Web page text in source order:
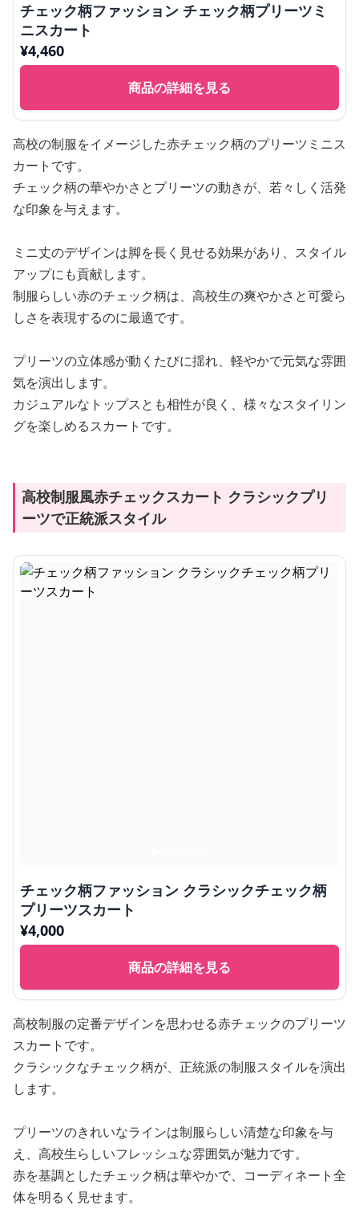
チェック柄ファッション チェック柄プリーツミ
ニスカート
¥4,460
商品の詳細を見る
高校の制服をイメージした赤チェック柄のプリーツミニス
カートです。
チェック柄の華やかさとプリーツの動きが、若々しく活発
な印象を与えます。
ミニ丈のデザインは脚を長く見せる効果があり、スタイル
アップにも貢献します。
制服らしい赤のチェック柄は、高校生の爽やかさと可愛ら
しさを表現するのに最適です。
プリーツの立体感が動くたびに揺れ、軽やかで元気な雰囲
気を演出します。
カジュアルなトップスとも相性が良く、様々なスタイリン
グを楽しめるスカートです。
高校制服風赤チェックスカート クラシックプリ
ーツで正統派スタイル
チェック柄ファッション クラシックチェック柄
プリーツスカート
¥4,000
商品の詳細を見る
高校制服の定番デザインを思わせる赤チェックのプリーツ
スカートです。
クラシックなチェック柄が、正統派の制服スタイルを演出
します。
プリーツのきれいなラインは制服らしい清楚な印象を与
え、高校生らしいフレッシュな雰囲気が魅力です。
赤を基調としたチェック柄は華やかで、コーディネート全
体を明るく見せます。